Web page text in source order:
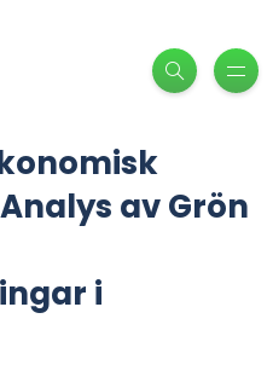
av Grön
i